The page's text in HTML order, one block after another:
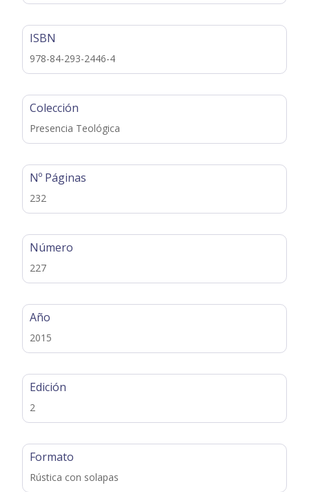
ISBN
978-84-293-2446-4
Colección
Presencia Teológica
Nº Páginas
232
Número
227
Año
2015
Edición
2
Formato
Rústica con solapas